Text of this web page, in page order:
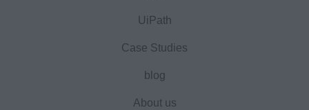
UiPath
Case Studies
blog
About us